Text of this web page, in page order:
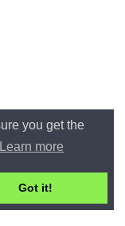
you get the
Learn more
Got it!